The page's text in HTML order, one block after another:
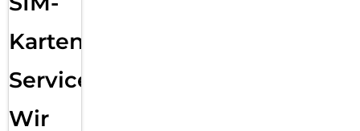
Karten
Service:
Wir